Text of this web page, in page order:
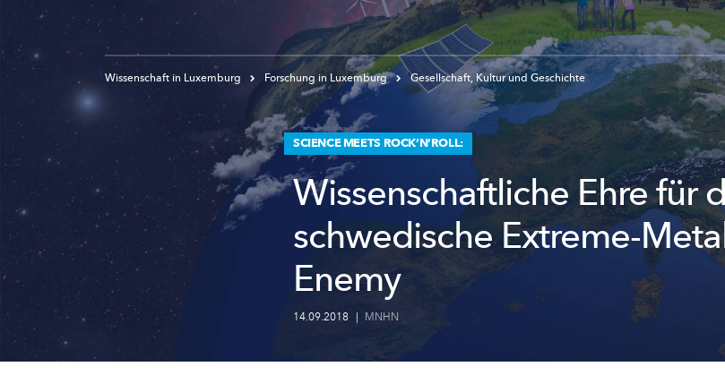
Wissenschaft in Luxemburg Forschung in Luxemburg Gesellschaft, Kultur und Geschichte
SCIENCE MEETS ROCK’N’ROLL:
Wissenschaftliche Ehre für
schwedische Extreme-
Enemy
14.09.2018 | MNHN